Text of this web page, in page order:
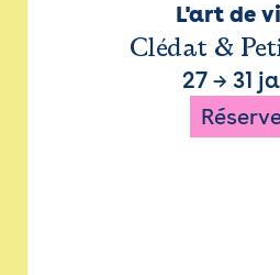
L'art de
Clédat &
27 → 31